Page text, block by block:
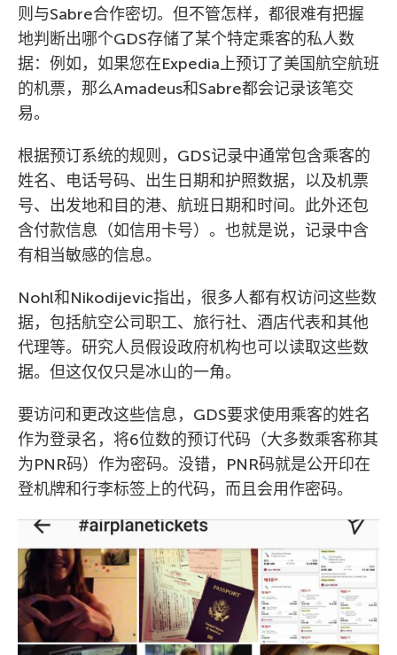
则与Sabre合作密切。但不管怎样，都很难有把握
地判断出哪个GDS存储了某个特定乘客的私人数
据：例如，如果您在Expedia上预订了美国航空航班
的机票，那么Amadeus和Sabre都会记录该笔交
易。
根据预订系统的规则，GDS记录中通常包含乘客的
姓名、电话号码、出生日期和护照数据，以及机票
号、出发地和目的港、航班日期和时间。此外还包
含付款信息（如信用卡号）。也就是说，记录中含
有相当敏感的信息。
Nohl和Nikodijevic指出，很多人都有权访问这些数
据，包括航空公司职工、旅行社、酒店代表和其他
代理等。研究人员假设政府机构也可以读取这些数
据。但这仅仅只是冰山的一角。
要访问和更改这些信息，GDS要求使用乘客的姓名
作为登录名，将6位数的预订代码（大多数乘客称其
为PNR码）作为密码。没错，PNR码就是公开印在
登机牌和行李标签上的代码，而且会用作密码。